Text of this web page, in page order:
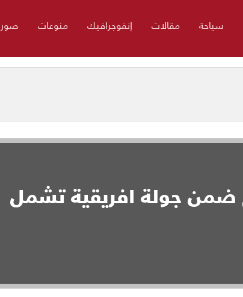
سياحة مقالات إنفوجرافيك منوعات صور
ضمن جولة افريقية تشمل